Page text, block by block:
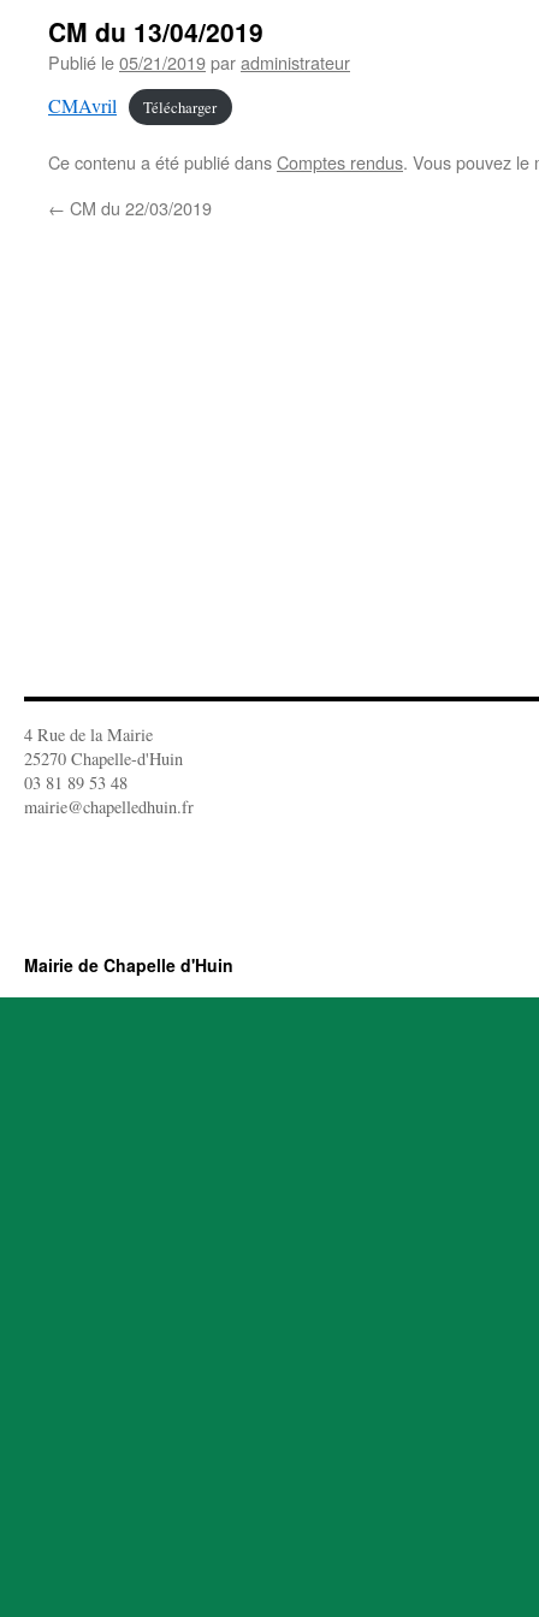
CM du 13/04/2019
Publié le05/21/2019paradministrateur
CMAvril
Télécharger
Ce contenu a été publié dansComptes rendus. Vous pouvez
← CM du 22/03/2019
4 Rue de la Mairie
25270 Chapelle-d'Huin
03 81 89 53 48
mairie@chapelledhuin.fr
Mairie de Chapelle d'Huin